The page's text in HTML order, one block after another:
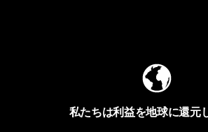
私たちは利益を地球に還元